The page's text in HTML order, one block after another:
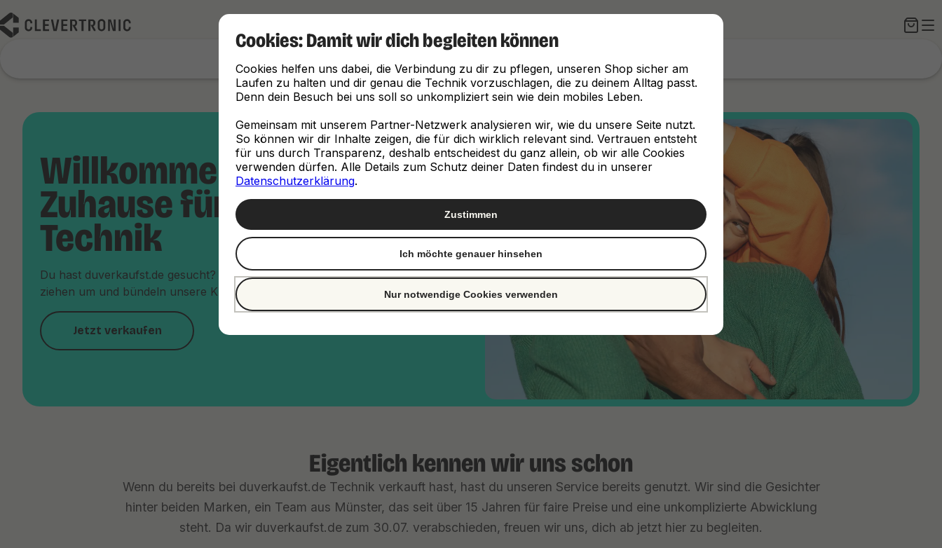
Willkommen im neuen
Zuhause für deine
Technik
Du hast duverkaufst.de gesucht? Keine Sorge, du bist genau richtig. Wir
ziehen um und bündeln unsere Kräfte unter dem Dach von Clevertronic.
Jetzt verkaufen
Eigentlich kennen wir uns schon
Wenn du bereits bei duverkaufst.de Technik verkauft hast, hast du unseren Service bereits genutzt. Wir sind die Gesichter
hinter beiden Marken, ein Team aus Münster, das seit über 15 Jahren für faire Preise und eine unkomplizierte Abwicklung
steht. Da wir duverkaufst.de zum 30.07. verabschieden, freuen wir uns, dich ab jetzt hier zu begleiten.
Cookies: Damit wir dich begleiten können
Cookies helfen uns dabei, die Verbindung zu dir zu pflegen, unseren Shop sicher am
Laufen zu halten und dir genau die Technik vorzuschlagen, die zu deinem Alltag passt.
Denn dein Besuch bei uns soll so unkompliziert sein wie dein mobiles Leben.
Gemeinsam mit unserem Partner-Netzwerk analysieren wir, wie du unsere Seite nutzt.
So können wir dir Inhalte zeigen, die für dich wirklich relevant sind. Vertrauen entsteht
für uns durch Transparenz, deshalb entscheidest du ganz allein, ob wir alle Cookies
verwenden dürfen. Alle Details zum Schutz deiner Daten findest du in unserer
Datenschutzerklärung.
Nur notwendige Cookies verwenden
Ich möchte genauer hinsehen
Zustimmen